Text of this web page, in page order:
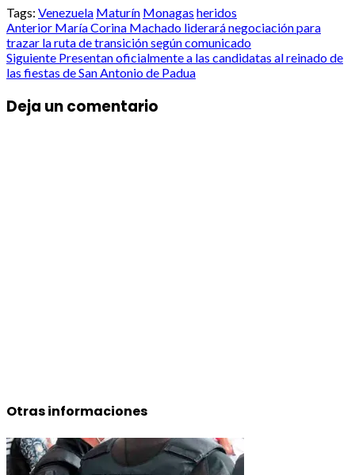
Tags: Venezuela Maturín Monagas heridos
Post
navigation
Anterior María Corina Machado liderará negociación para
trazar la ruta de transición según comunicado
Siguiente Presentan oficialmente a las candidatas al reinado de
las fiestas de San Antonio de Padua
Deja un comentario
Otras informaciones